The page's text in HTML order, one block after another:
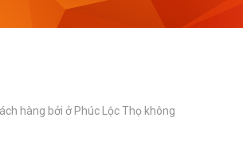
hàng bởi ở Phúc Lộc Thọ không